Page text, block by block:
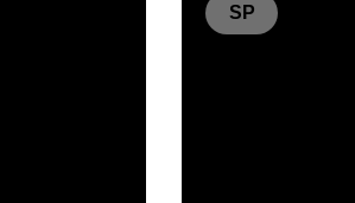
SP